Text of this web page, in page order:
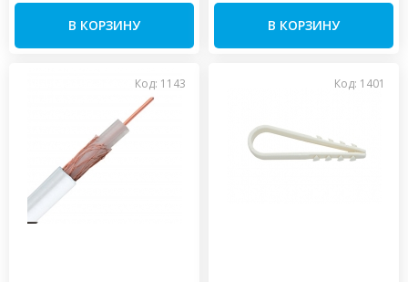
В КОРЗИНУ В КОРЗИНУ
Код: 1143 Код: 1401